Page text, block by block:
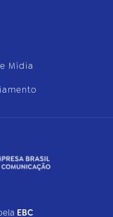
Mídia
EBC